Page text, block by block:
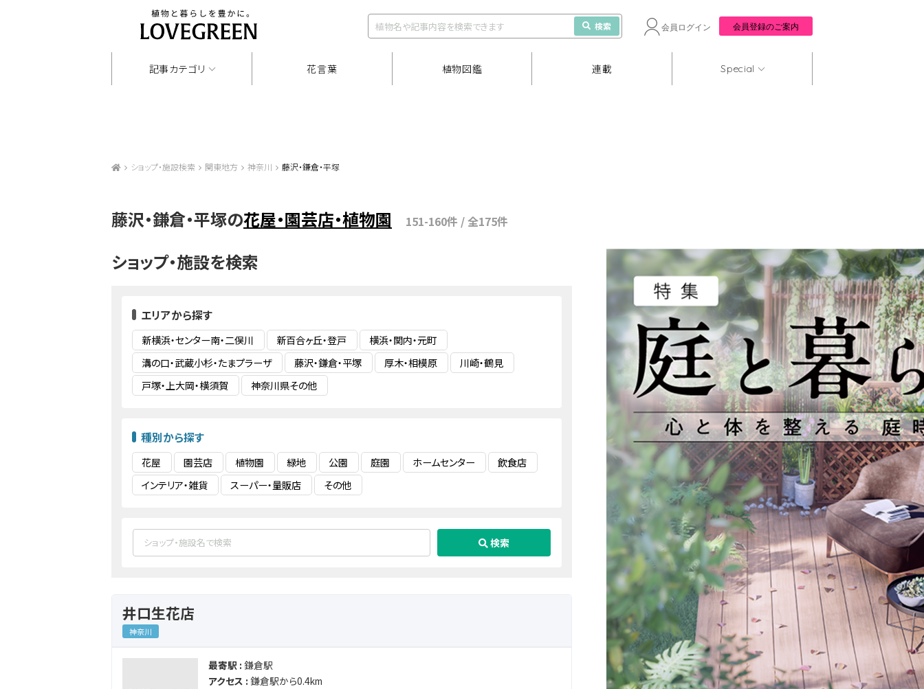
検索 会員ログイン 会員登録のご案内
記事カテゴリ 花言葉 植物図鑑 連載 Special
ショップ・施設検索 関東地方 神奈川 藤沢・鎌倉・平塚
藤沢・鎌倉・平塚の花屋・園芸店・植物園 151-160件 / 全175件
ショップ・施設を検索
エリアから探す
新横浜・センター南・二俣川 新百合ヶ丘・登戸
横浜・関内・元町
溝の口・武蔵小杉・たまプラーザ
藤沢・鎌倉・平塚 厚木・相模原
川崎・鶴見
戸塚・上大岡・横須賀
神奈川県その他
種別から探す
花屋 園芸店 植物園 緑地 公園 庭園 ホームセンター
飲食店
インテリア・雑貨
スーパー・量販店 その他
検索
井口生花店
神奈川
最寄駅 : 鎌倉駅
アクセス : 鎌倉駅から0.4km